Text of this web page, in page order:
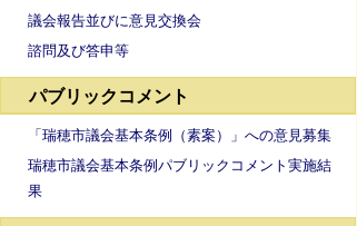
議会報告並びに意見交換会
諮問及び答申等
パブリックコメント
「瑞穂市議会基本条例（素案）」への意見募集
瑞穂市議会基本条例パブリックコメント実施結
果